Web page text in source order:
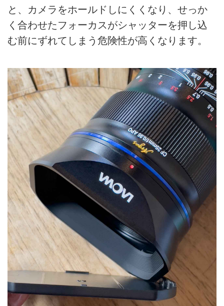
と、カメラをホールドしにくくなり、せっか
く合わせたフォーカスがシャッターを押し込
む前にずれてしまう危険性が高くなります。